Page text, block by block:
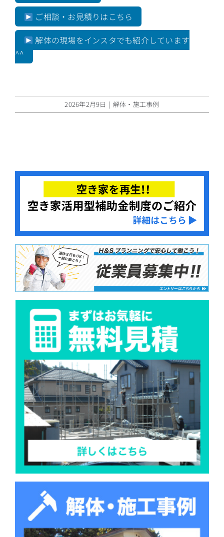
ご相談・お見積りはこちら
解体の現場をインスタでも紹介しています
^^
2026年2月9日 | 解体・施工事例